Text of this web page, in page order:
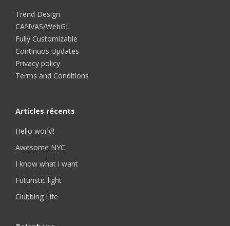
Trend Design
CANVAS/WebGL
Fully Customizable
Continuos Updates
Privacy policy
Terms and Conditions
Articles récents
Hello world!
Awesome NYC
I know what i want
Futuristic light
Clubbing Life